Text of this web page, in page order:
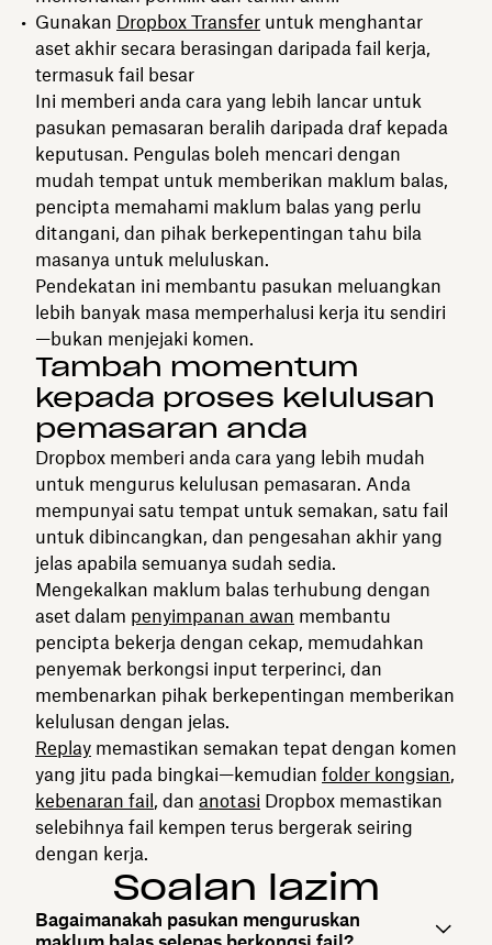
Gunakan Dropbox Transfer untuk menghantar
aset akhir secara berasingan daripada fail kerja,
termasuk fail besar
Ini memberi anda cara yang lebih lancar untuk
pasukan pemasaran beralih daripada draf kepada
keputusan. Pengulas boleh mencari dengan
mudah tempat untuk memberikan maklum balas,
pencipta memahami maklum balas yang perlu
ditangani, dan pihak berkepentingan tahu bila
masanya untuk meluluskan.
Pendekatan ini membantu pasukan meluangkan
lebih banyak masa memperhalusi kerja itu sendiri
—bukan menjejaki komen.
Tambah momentum
kepada proses kelulusan
pemasaran anda
Dropbox memberi anda cara yang lebih mudah
untuk mengurus kelulusan pemasaran. Anda
mempunyai satu tempat untuk semakan, satu fail
untuk dibincangkan, dan pengesahan akhir yang
jelas apabila semuanya sudah sedia.
Mengekalkan maklum balas terhubung dengan
aset dalam penyimpanan awan membantu
pencipta bekerja dengan cekap, memudahkan
penyemak berkongsi input terperinci, dan
membenarkan pihak berkepentingan memberikan
kelulusan dengan jelas.
Replay memastikan semakan tepat dengan komen
yang jitu pada bingkai—kemudian folder kongsian,
kebenaran fail , dan anotasi Dropbox memastikan
selebihnya fail kempen terus bergerak seiring
dengan kerja.
Soalan lazim
Bagaimanakah pasukan menguruskan